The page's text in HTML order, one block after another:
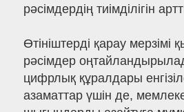
рәсімдердің тиімділігін
Өтініштерді қарау мерзімі
рәсімдер
цифрлық құралдары
азаматтар үшін де,